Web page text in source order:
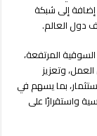
إضافة إلى شبكة
دول العالم.
المرتفعة،
وتعزيز
بما يسهم في
واستقرارًا على